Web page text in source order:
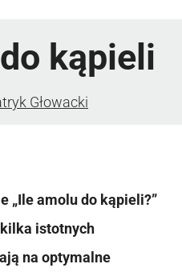
kąpieli
Głowacki
„Ile amolu do kąpieli?”
istotnych
na optymalne